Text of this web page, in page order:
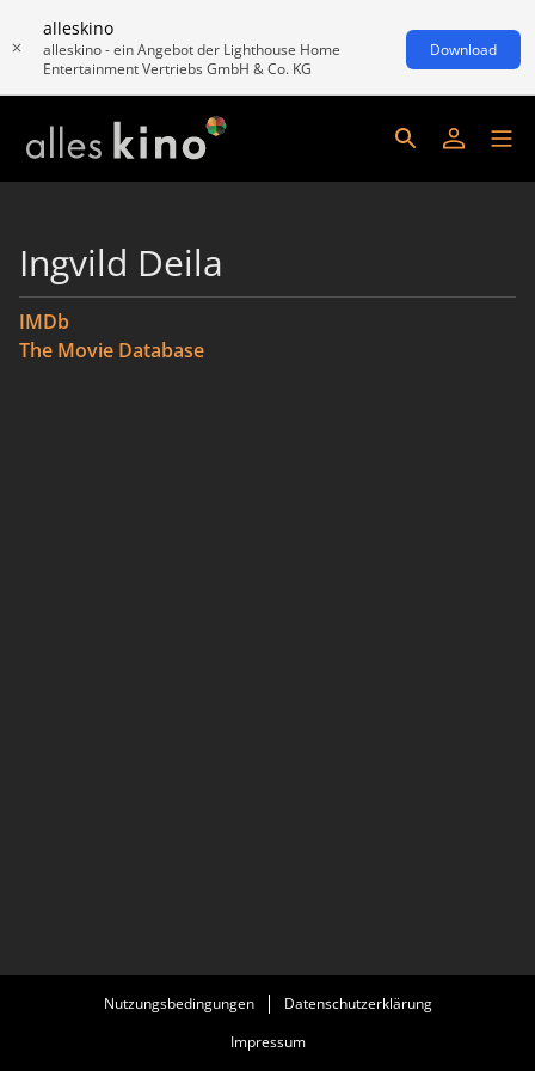
alleskino
alleskino - ein Angebot der Lighthouse Home
Entertainment Vertriebs GmbH & Co. KG
Download
Ingvild Deila
IMDb
The Movie Database
Nutzungsbedingungen
Datenschutzerklärung
Impressum